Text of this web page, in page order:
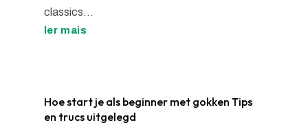
classics...
ler mais
Hoe start je als beginner met gokken Tips
en trucs uitgelegd